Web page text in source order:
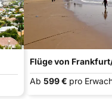
Flüge von
Ab 599 € pro